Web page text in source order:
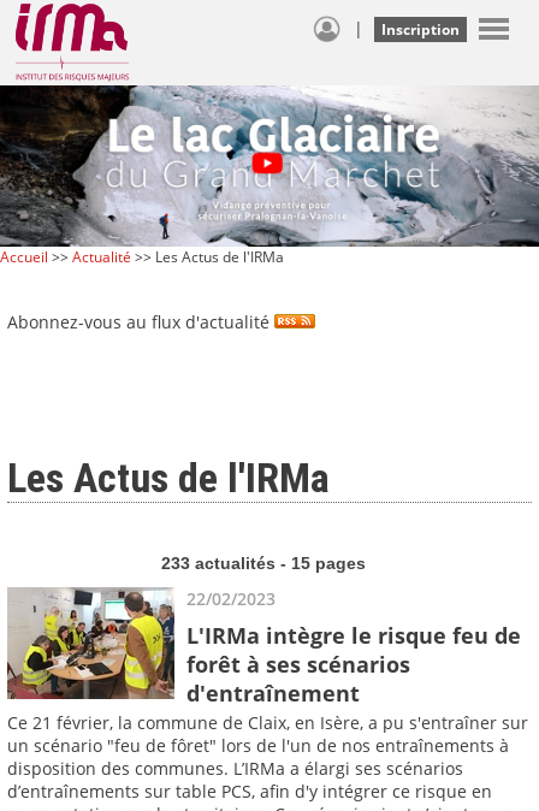
| Inscription
Accueil >>Actualité >> Les Actus de l'IRMa
Abonnez-vous au flux d'actualité
Les Actus de l'IRMa
233 actualités - 15 pages
22/02/2023
L'IRMa intègre le risque feu de
forêt à ses scénarios
d'entraînement
Ce 21 février, la commune de Claix, en Isère, a pu s'entraîner sur
un scénario "feu de fôret" lors de l'un de nos entraînements à
disposition des communes. L’IRMa a élargi ses scénarios
d’entraînements sur table PCS, afin d'y intégrer ce risque en